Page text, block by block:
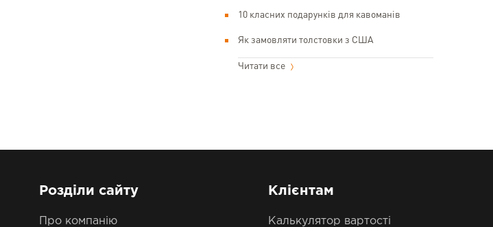
10 класних подарунків для кавоманів
Як замовляти толстовки з США
Читати все
Розділи сайту
Про компанію
Клієнтам
Калькулятор вартості